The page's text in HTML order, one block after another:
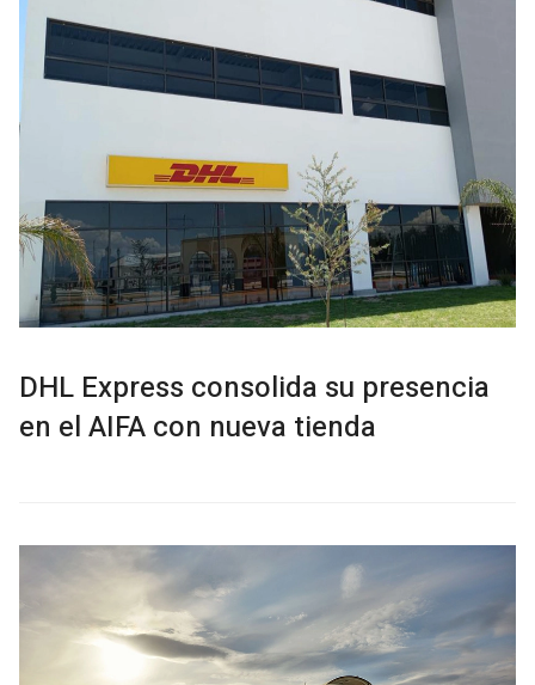
DHL Express consolida su presencia
en el AIFA con nueva tienda